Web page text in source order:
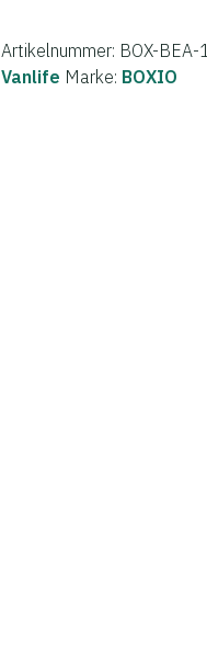
Artikelnummer: BOX-BEA-
Vanlife Marke: BOXIO